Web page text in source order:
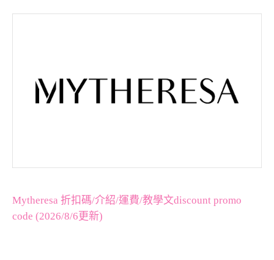
Mytheresa 折扣碼/介紹/運費/教學文discount promo
code (2026/8/6更新)